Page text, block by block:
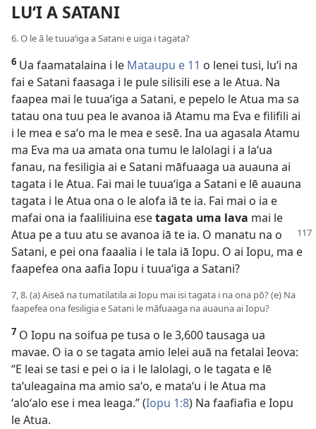
LUʻI A SATANI
6. O le ā le tuuaʻiga a Satani e uiga i tagata?
6 Ua faamatalaina i le Mataupu e 11 o lenei tusi, luʻi na
fai e Satani faasaga i le pule silisili ese a le Atua. Na
faapea mai le tuuaʻiga a Satani, e pepelo le Atua ma sa
tatau ona tuu pea le avanoa iā Atamu ma Eva e filifili ai
i le mea e saʻo ma le mea e sesē. Ina ua agasala Atamu
ma Eva ma ua amata ona tumu le lalolagi i a laʻua
fanau, na fesiligia ai e Satani māfuaaga ua auauna ai
tagata i le Atua. Fai mai le tuuaʻiga a Satani e lē auauna
tagata i le Atua ona o le alofa iā te ia. Fai mai o ia e
mafai ona ia faaliliuina esetagata uma lava mai le
Atua pe a tuu atu se avanoa iā te ia. O manatu na o
Satani, e pei ona faaalia i le tala iā Iopu. O ai Iopu, ma e
faapefea ona aafia Iopu i tuuaʻiga a Satani?
7, 8. (a) Aiseā na tumatilatila ai Iopu mai isi tagata i na ona pō? (e) Na
faapefea ona fesiligia e Satani le māfuaaga na auauna ai Iopu?
7 O Iopu na soifua pe tusa o le 3,600 tausaga ua
mavae. O ia o se tagata amio lelei auā na fetalai Ieova:
“E leai se tasi e pei o ia i le lalolagi, o le tagata e lē
taʻuleagaina ma amio saʻo, e mataʻu i le Atua ma
ʻaloʻalo ese i mea leaga.” (Iopu 1:8) Na faafiafia e Iopu
le Atua.